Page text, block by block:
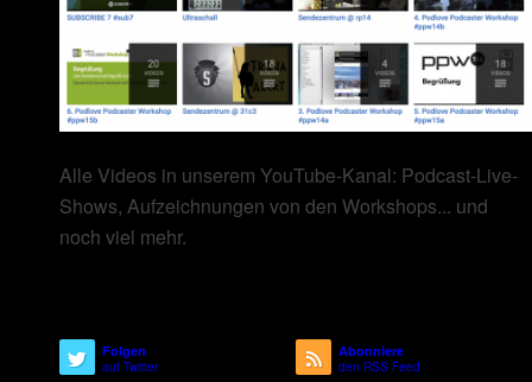
Alle Videos in unserem YouTube-Kanal: Podcast-Live-
Shows, Aufzeichnungen von den Workshops... und
noch viel mehr.
Folgen
auf Twitter
Abonniere
den RSS Feed